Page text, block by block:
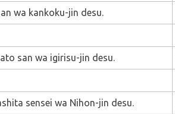
wa kankoku-jin desu.
san wa igirisu-jin desu.
sensei wa Nihon-jin desu.